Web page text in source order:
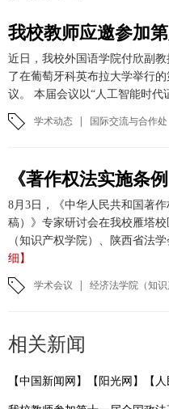
近日，我校外国语学院付欣副
了在葡萄牙科英布拉大学举行
议。 本届会议以“人工智能时代
学术动态 | 国际交流与合作处
8月3日，《中华人民共和国著
稿）》专家研讨会在我校雁塔
（知识产权学院）、陕西省法
细】
学术会议 | 经济法学院（知识
相关新闻